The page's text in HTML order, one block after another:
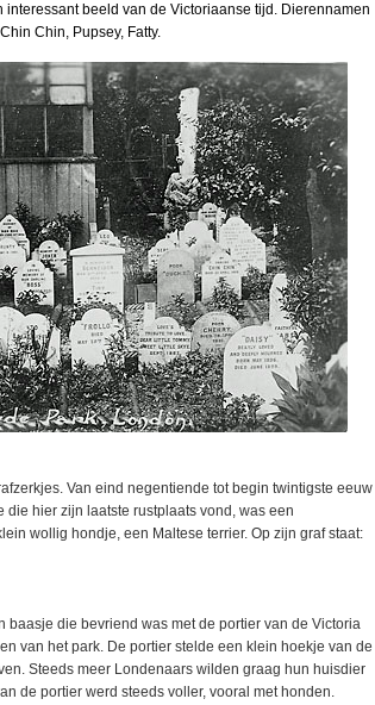
beeld van de Victoriaanse tijd. Dierennamen
Chin, Pupsey, Fatty.
Van eind negentiende tot begin twintigste eeuw
hier zijn laatste rustplaats vond, was een
wollig hondje, een Maltese terrier. Op zijn graf staat:
baasje die bevriend was met de portier van de Victoria
van het park. De portier stelde een klein hoekje van de
Steeds meer Londenaars wilden graag hun huisdier
de portier werd steeds voller, vooral met honden.